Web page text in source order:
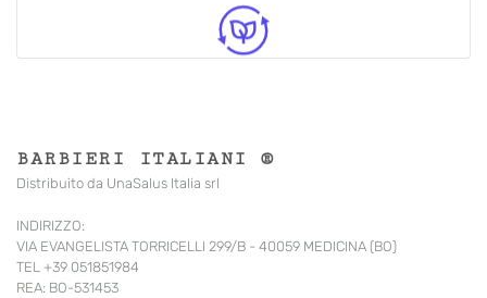
BARBIERI ITALIANI ®
Distribuito da UnaSalus Italia srl
INDIRIZZO:
VIA EVANGELISTA TORRICELLI 299/B - 40059 MEDICINA (BO)
TEL +39 051851984
REA: BO-531453